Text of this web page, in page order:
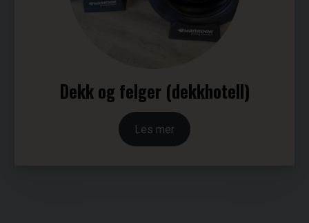
Dekk og felger (dekkhotell)
Les mer